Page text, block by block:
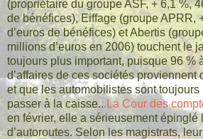
(propriétaire du groupe ASF, + 6,1 %,
de bénéfices), Eiffage (groupe APRR,
d’euros de bénéfices) et Abertis
millions d’euros en 2006) touchent le
toujours plus important, puisque 96 %
d’affaires de ces sociétés proviennent
et que les automobilistes sont
passer à la caisse...La Cour des
en février, elle a sérieusement
d’autoroutes. Selon les magistrats,